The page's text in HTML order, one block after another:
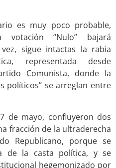
es muy poco probable,
“Nulo” bajará
sigue intactas la rabia
representada desde
Comunista, donde la
políticos” se arreglan entre
de mayo, confluyeron dos
fracción de la ultraderecha
Republicano, porque se
de la casta política, y se
hegemonizado por